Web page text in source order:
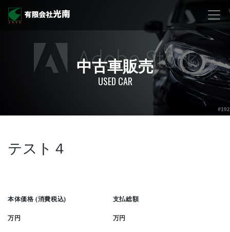
中古車販売
USED CAR
テスト４
本体価格 (消費税込)
万円
支払総額
万円